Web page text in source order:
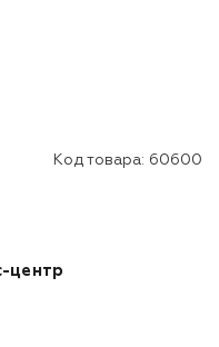
Код товара: 60600
центр